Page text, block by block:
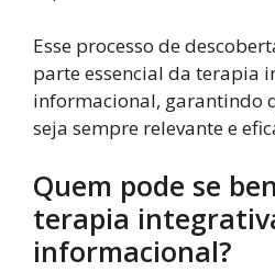
Esse processo de
parte essencial da terapia
informacional, garantindo
seja sempre relevante e
Quem pode se
terapia
informacional?